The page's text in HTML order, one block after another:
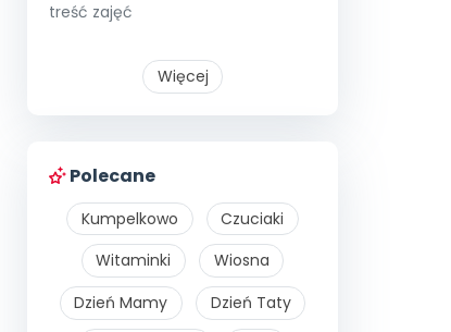
treść zajęć
Więcej
Polecane
Kumpelkowo
Czuciaki
Witaminki
Wiosna
Dzień Mamy
Dzień Taty